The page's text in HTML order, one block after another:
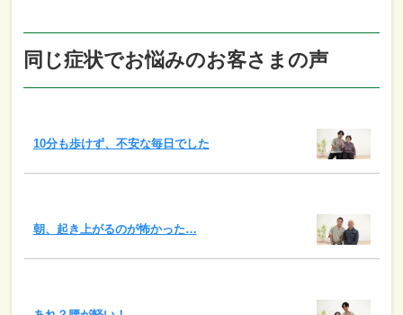
同じ症状でお悩みのお客さまの声
10分も歩けず、不安な毎日でした
朝、起き上がるのが怖かった…